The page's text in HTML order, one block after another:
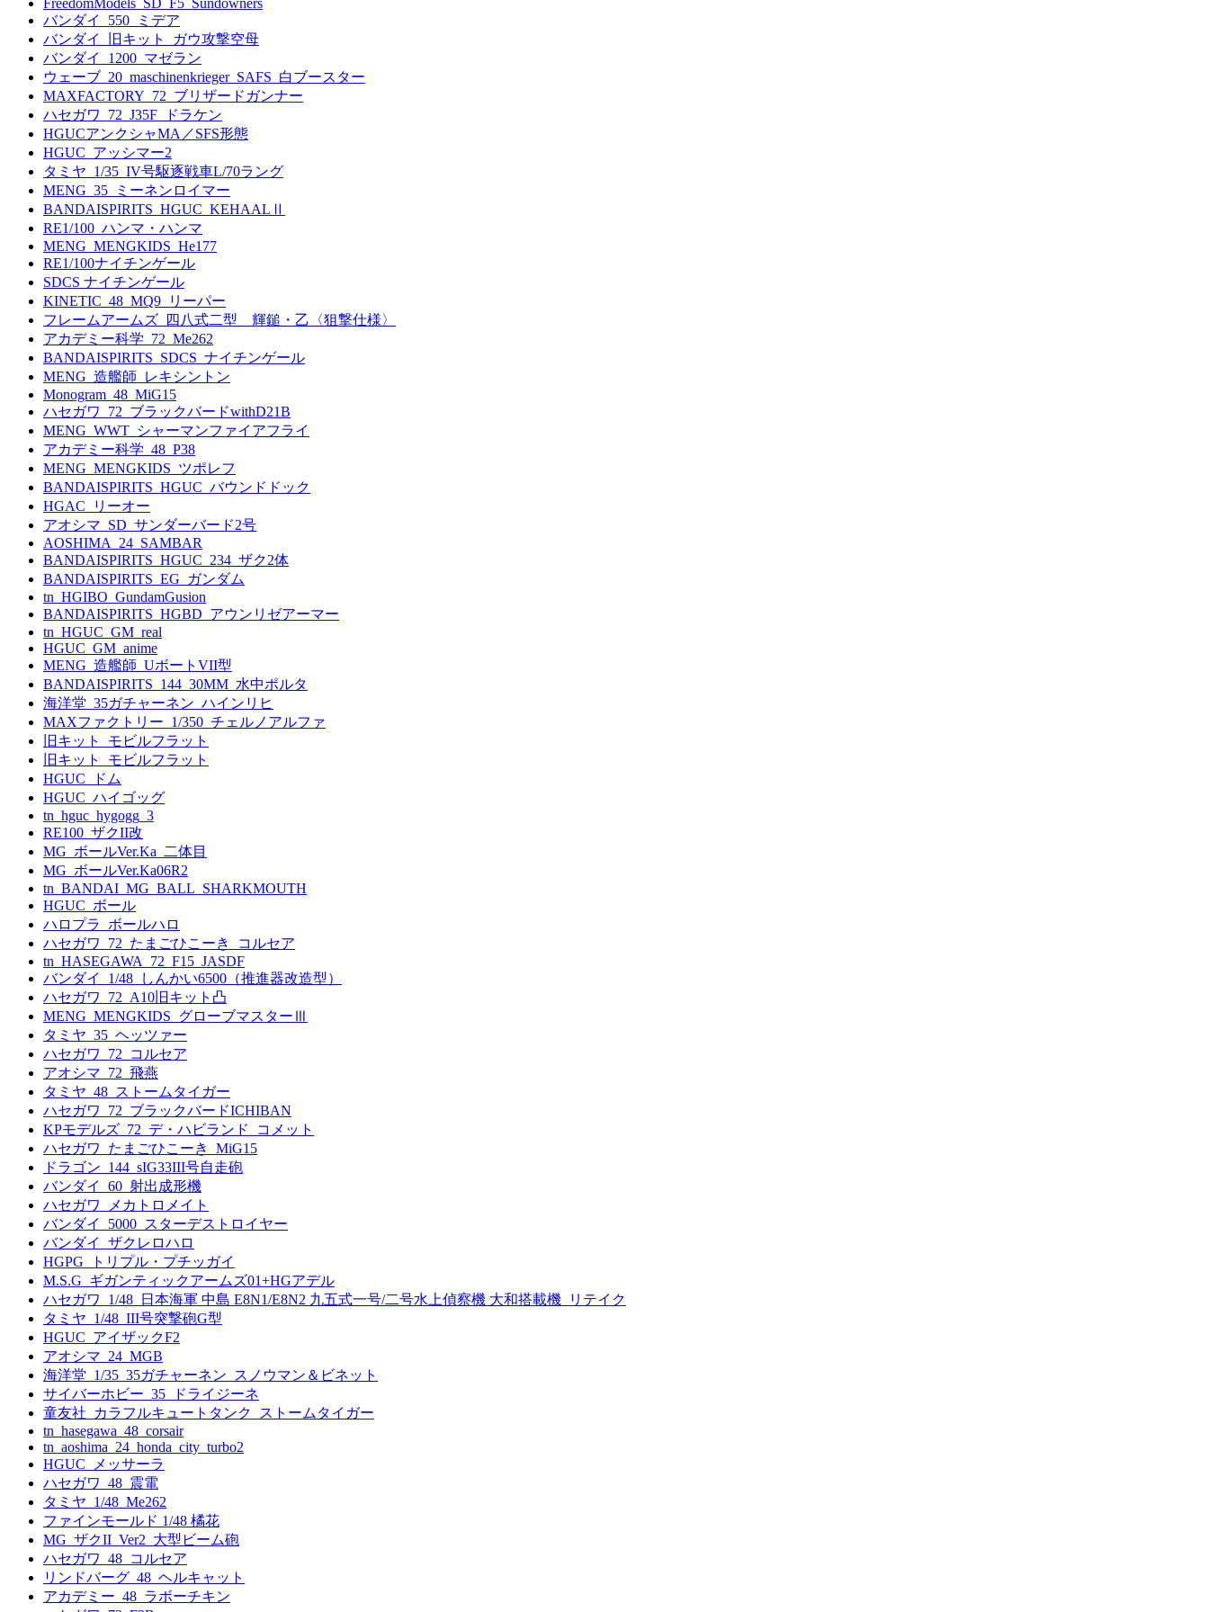
FreedomModels_SD_F5_Sundowners
バンダイ_550_ミデア
バンダイ_旧キット_ガウ攻撃空母
バンダイ_1200_マゼラン
ウェーブ_20_maschinenkrieger_SAFS_白ブースター
MAXFACTORY_72_ブリザードガンナー
ハセガワ_72_J35F_ドラケン
HGUCアンクシャMA／SFS形態
HGUC_アッシマー2
タミヤ_1/35_IV号駆逐戦車L/70ラング
MENG_35_ミーネンロイマー
BANDAISPIRITS_HGUC_KEHAALⅡ
RE1/100_ハンマ・ハンマ
MENG_MENGKIDS_He177
RE1/100ナイチンゲール
SDCS ナイチンゲール
KINETIC_48_MQ9_リーパー
フレームアームズ_四八式二型 輝鎚・乙〈狙撃仕様〉
アカデミー科学_72_Me262
BANDAISPIRITS_SDCS_ナイチンゲール
MENG_造艦師_レキシントン
Monogram_48_MiG15
ハセガワ_72_ブラックバードwithD21B
MENG_WWT_シャーマンファイアフライ
アカデミー科学_48_P38
MENG_MENGKIDS_ツポレフ
BANDAISPIRITS_HGUC_バウンドドック
HGAC_リーオー
アオシマ_SD_サンダーバード2号
AOSHIMA_24_SAMBAR
BANDAISPIRITS_HGUC_234_ザク2体
BANDAISPIRITS_EG_ガンダム
tn_HGIBO_GundamGusion
BANDAISPIRITS_HGBD_アウンリゼアーマー
tn_HGUC_GM_real
HGUC_GM_anime
MENG_造艦師_UボートVII型
BANDAISPIRITS_144_30MM_水中ポルタ
海洋堂_35ガチャーネン_ハインリヒ
MAXファクトリー_1/350_チェルノアルファ
旧キット_モビルフラット
旧キット_モビルフラット
HGUC_ドム
HGUC_ハイゴッグ
tn_hguc_hygogg_3
RE100_ザクII改
MG_ボールVer.Ka_二体目
MG_ボールVer.Ka06R2
tn_BANDAI_MG_BALL_SHARKMOUTH
HGUC_ボール
ハロプラ_ボールハロ
ハセガワ_72_たまごひこーき_コルセア
tn_HASEGAWA_72_F15_JASDF
バンダイ_1/48_しんかい6500（推進器改造型）
ハセガワ_72_A10旧キット凸
MENG_MENGKIDS_グローブマスターⅢ
タミヤ_35_ヘッツァー
ハセガワ_72_コルセア
アオシマ_72_飛燕
タミヤ_48_ストームタイガー
ハセガワ_72_ブラックバードICHIBAN
KPモデルズ_72_デ・ハビランド_コメット
ハセガワ_たまごひこーき_MiG15
ドラゴン_144_sIG33III号自走砲
バンダイ_60_射出成形機
ハセガワ_メカトロメイト
バンダイ_5000_スターデストロイヤー
バンダイ_ザクレロハロ
HGPG_トリプル・プチッガイ
M.S.G_ギガンティックアームズ01+HGアデル
ハセガワ_1/48_日本海軍 中島 E8N1/E8N2 九五式一号/二号水上偵察機 大和搭載機_リテイク
タミヤ_1/48_III号突撃砲G型
HGUC_アイザックF2
アオシマ_24_MGB
海洋堂_1/35_35ガチャーネン_スノウマン＆ビネット
サイバーホビー_35_ドライジーネ
童友社_カラフルキュートタンク_ストームタイガー
tn_hasegawa_48_corsair
tn_aoshima_24_honda_city_turbo2
HGUC_メッサーラ
ハセガワ_48_震電
タミヤ_1/48_Me262
ファインモールド 1/48 橘花
MG_ザクII_Ver2_大型ビーム砲
ハセガワ_48_コルセア
リンドバーグ_48_ヘルキャット
アカデミー_48_ラボーチキン